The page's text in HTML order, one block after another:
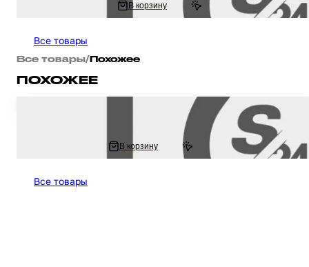
В корзину
Все товары
Все товары/Похожее
ПОХОЖЕЕ
Амортизатор на китайский 4Т мотоцикл / скутер GY6, HONDA DIO /
В корзину
Все товары